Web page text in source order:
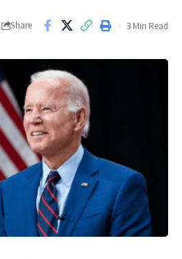
Share 3 Min Read